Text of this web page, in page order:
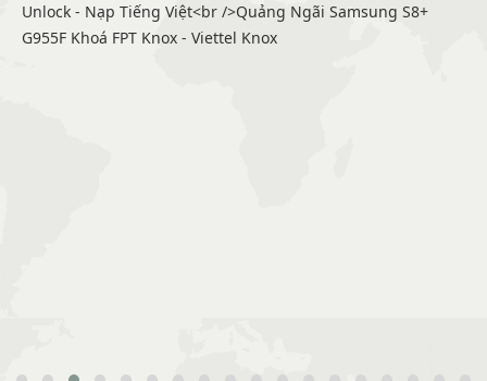
Unlock - Nạp Tiếng Việt<br />Quảng Ngãi Samsung S8+
G955F Khoá FPT Knox - Viettel Knox